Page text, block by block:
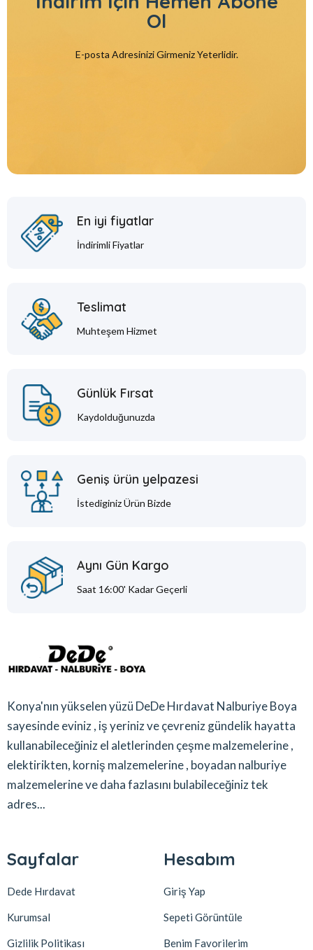
Ol
E-posta Adresinizi Girmeniz Yeterlidir.
En iyi fiyatlar
İndirimli Fiyatlar
Teslimat
Muhteşem Hizmet
Günlük Fırsat
Kaydolduğunuzda
Geniş ürün yelpazesi
İstediginiz Ürün Bizde
Aynı Gün Kargo
Saat 16:00' Kadar Geçerli
Konya'nın yükselen yüzü DeDe Hırdavat Nalburiye Boya
sayesinde eviniz , iş yeriniz ve çevreniz gündelik hayatta
kullanabileceğiniz el aletlerinden çeşme malzemelerine ,
elektirikten, korniş malzemelerine , boyadan nalburiye
malzemelerine ve daha fazlasını bulabileceğiniz tek
adres...
Sayfalar
Dede Hırdavat
Kurumsal
Gizlilik Politikası
Hesabım
Giriş Yap
Sepeti Görüntüle
Benim Favorilerim